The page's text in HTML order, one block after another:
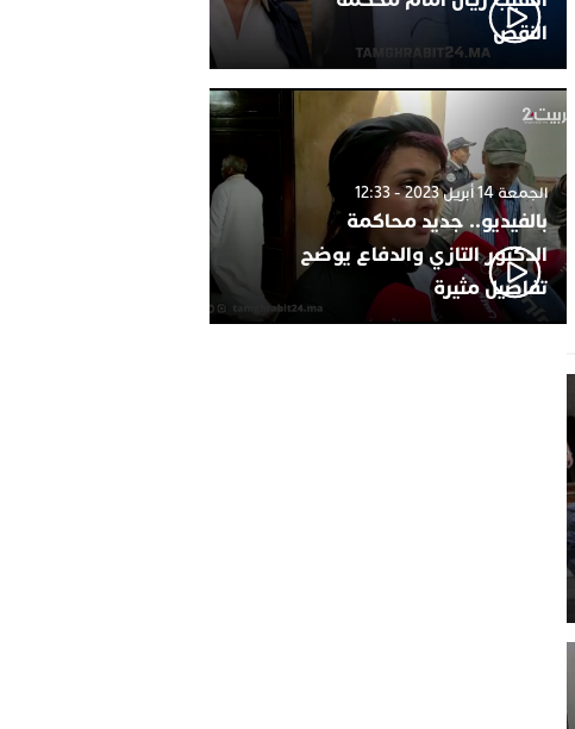
النقض
الجمعة 14 أبريل 2023 - 12:33
بالفيديو.. جديد محاكمة
الدكتور التازي والدفاع يوضح
تفاصيل مثيرة